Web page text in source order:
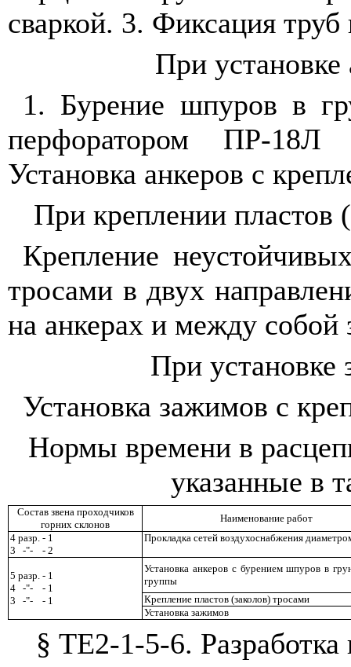
сваркой. 3. Фиксация труб
При установке
1. Бурение шпуров в
перфоратором ПР-
Установка анкеров с
При креплении пластов
Крепление
тросами в двух
на анкерах и между
При установке
Установка зажимов с
Нормы времени в
указанные в
Состав звена проходчиков
горних склонов
Наименование работ
4 разр. - 1
3
-"- - 2
Прокладка сетей воздухоснабжения
5 разр. - 1
4
-"-
- 1
3
-"- - 1
Установка анкеров с бурением шпуров в
группы
Крепление пластов (заколов) тросами
Установка зажимов
§ ТЕ2-1-5-6. Разработка